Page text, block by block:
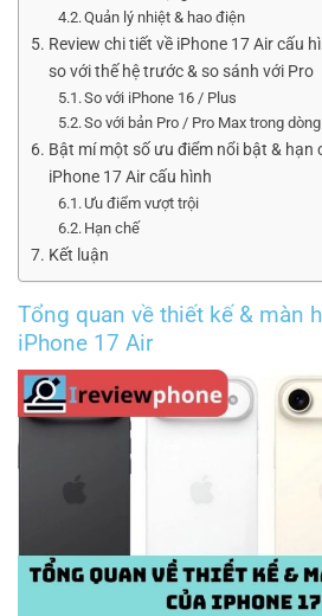
Quản lý nhiệt & hao điện
Review chi tiết về iPhone 17 Air cấu
so với thế hệ trước & so sánh với Pro
So với iPhone 16 / Plus
So với bản Pro / Pro Max trong
Bật mí một số ưu điểm nổi bật & hạn
iPhone 17 Air cấu hình
Ưu điểm vượt trội
Hạn chế
Kết luận
Tổng quan về thiết kế & màn
iPhone 17 Air